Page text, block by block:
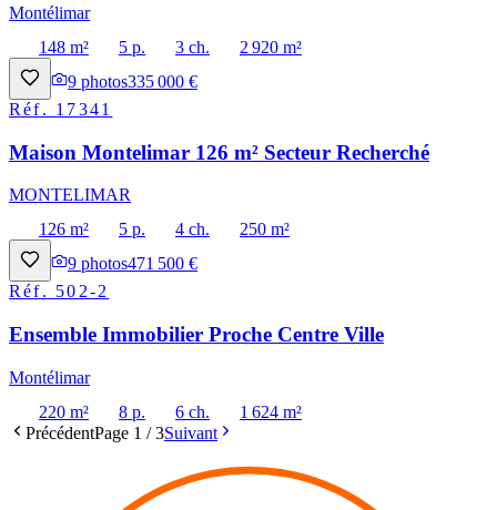
Montélimar
148 m²
5 p. 3 ch.
2 920 m²
9 photos335 000 €
Réf. 17341
Maison Montelimar 126 m² Secteur Recherché
MONTELIMAR
126 m²
5 p. 4 ch.
250 m²
9 photos471 500 €
Réf. 502-2
Ensemble Immobilier Proche Centre Ville
Montélimar
220 m²
8 p. 6 ch.
1 624 m²
PrécédentPage 1 /3Suivant